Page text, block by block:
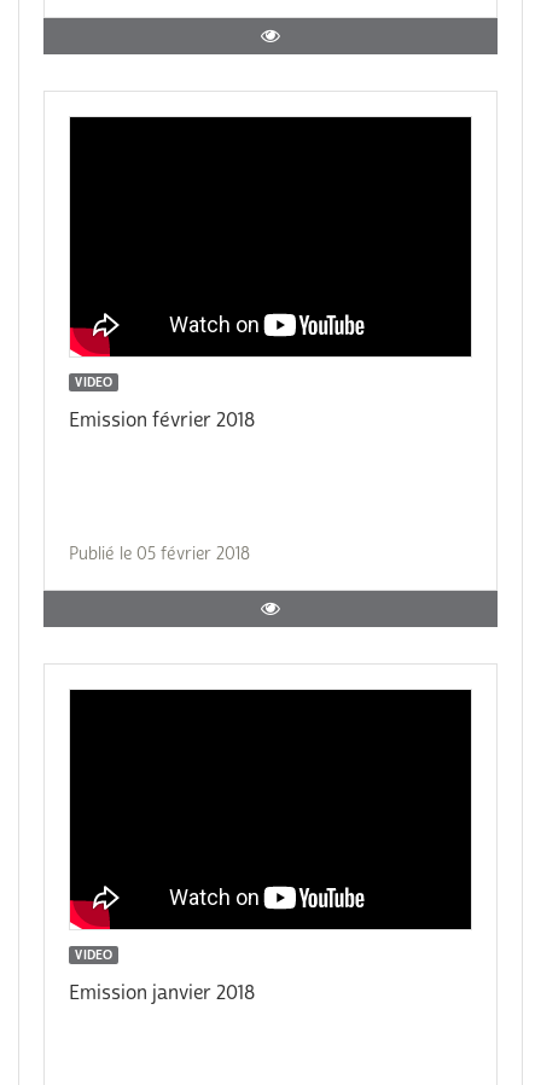
VIDEO
Emission février 2018
Publié le 05 février 2018
VIDEO
Emission janvier 2018